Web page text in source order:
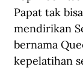
Papat tak
mendirikan
bernama
kepelatihan